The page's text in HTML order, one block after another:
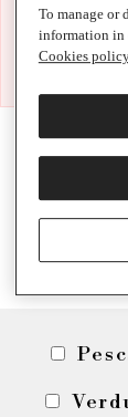
To manage or
information in
Cookies